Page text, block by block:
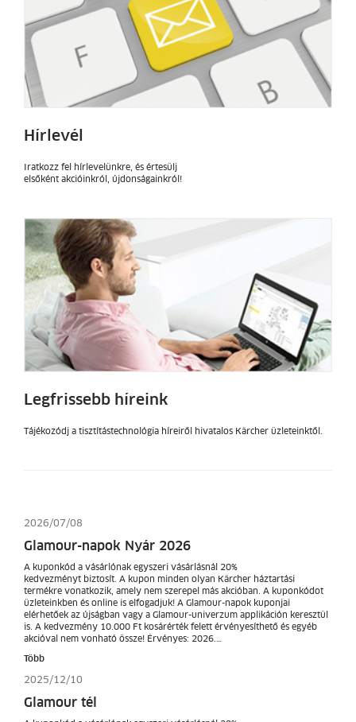
Hírlevél
Iratkozz fel hírlevelünkre, és értesülj
elsőként akcióinkról, újdonságainkról!
Legfrissebb híreink
Tájékozódj a tisztítástechnológia híreiről hivatalos Kärcher üzleteinktől.
2026/07/08
Glamour-napok Nyár 2026
A kuponkód a vásárlónak egyszeri vásárlásnál 20%
kedvezményt biztosít. A kupon minden olyan Kärcher háztartási
termékre vonatkozik, amely nem szerepel más akcióban. A kuponkódot
üzleteinkben és online is elfogadjuk! A Glamour-napok kuponjai
elérhetőek az újságban vagy a Glamour-univerzum applikáción keresztül
is. A kedvezmény 10.000 Ft kosárérték felett érvényesíthető és egyéb
akcióval nem vonható össze! Érvényes: 2026.…
Több
2025/12/10
Glamour tél